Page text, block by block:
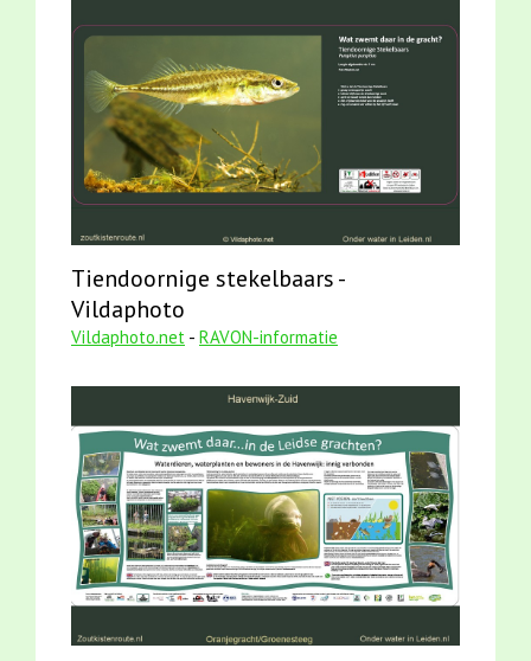
Tiendoornige stekelbaars -
Vildaphoto
Vildaphoto.net - RAVON-informatie